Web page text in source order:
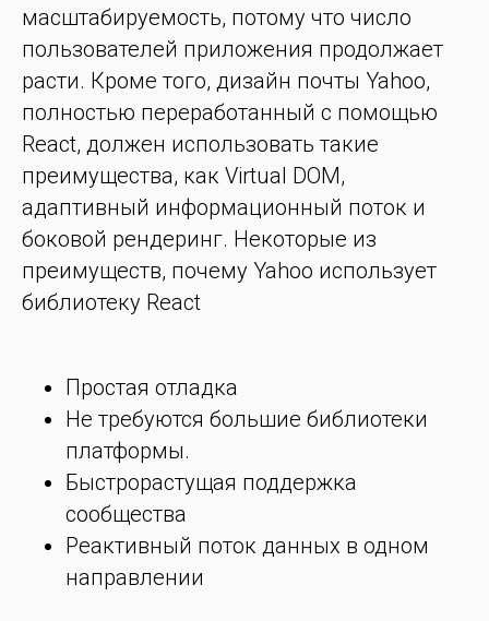
масштабируемость, потому что число
пользователей приложения продолжает
расти. Кроме того, дизайн почты Yahoo,
полностью переработанный с помощью
React, должен использовать такие
преимущества, как Virtual DOM,
адаптивный информационный поток и
боковой рендеринг. Некоторые из
преимуществ, почему Yahoo использует
библиотеку React
Простая отладка
Не требуются большие библиотеки
платформы.
Быстрорастущая поддержка
сообщества
Реактивный поток данных в одном
направлении